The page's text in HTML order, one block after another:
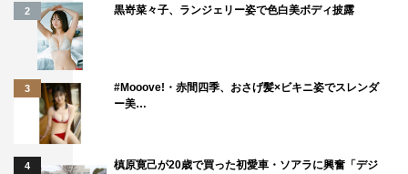
2 黒嵜菜々子、ランジェリー姿で色白美ボディ披露
3
#Mooove!・赤間四季、おさげ髪×ビキニ姿でスレンダ
ー美…
4
槙原寛己が20歳で買った初愛車・ソアラに興奮「デジ